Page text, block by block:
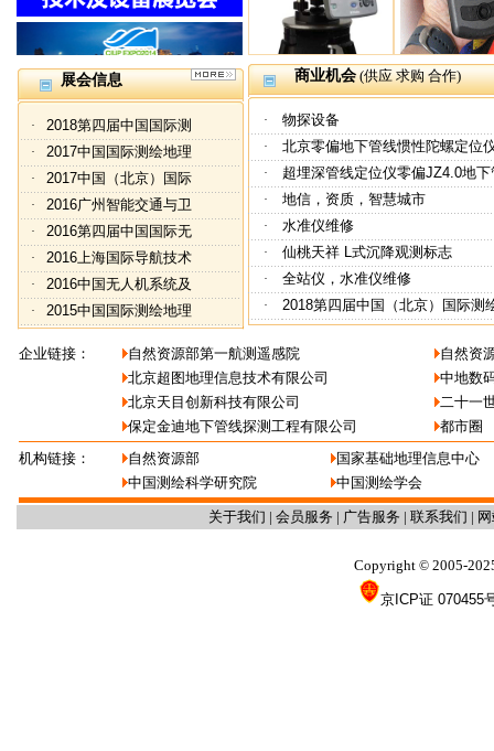
展会信息
· 2018第四届中国国际测
· 2017中国国际测绘地理
· 2017中国（北京）国际
· 2016广州智能交通与卫
· 2016第四届中国国际无
· 2016上海国际导航技术
· 2016中国无人机系统及
· 2015中国国际测绘地理
商业机会(供应 求购 合作)
· 物探设备
· 北京零偏地下管线惯性陀螺定位
· 超埋深管线定位仪零偏JZ4.0地
· 地信，资质，智慧城市
· 水准仪维修
· 仙桃天祥 L式沉降观测标志
· 全站仪，水准仪维修
· 2018第四届中国（北京）国际测
企业链接： 自然资源部第一航测遥感院
自然资
北京超图地理信息技术有限公司
中地数
北京天目创新科技有限公司
二十一
保定金迪地下管线探测工程有限公司
都市圈
机构链接：
自然资源部
国家基础地理信息中心
中国测绘科学研究院
中国测绘学会
关于我们 | 会员服务 | 广告服务 | 联系我们 |
Copyright © 2005-
京ICP证 070455